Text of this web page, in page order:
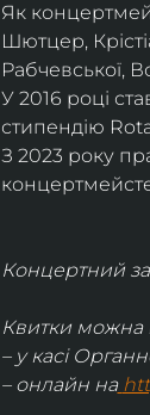
Як
Шютцер,
Рабчевської,
У 2016 році
стипендію
З 2023 року
Концертний
Квитки можна
– у касі
– онлайн на